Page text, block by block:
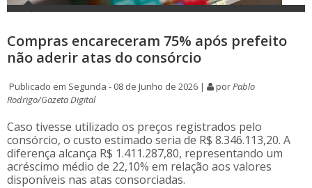
Compras encareceram 75% após prefeito
não aderir atas do consórcio
Publicado em Segunda - 08 de Junho de 2026 | porPablo
Rodrigo/Gazeta Digital
Caso tivesse utilizado os preços registrados pelo
consórcio, o custo estimado seria de R$ 8.346.113,20. A
diferença alcança R$ 1.411.287,80, representando um
acréscimo médio de 22,10% em relação aos valores
disponíveis nas atas consorciadas.